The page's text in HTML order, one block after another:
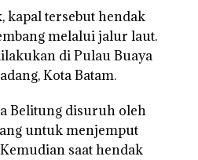
kapal tersebut hendak
melalui jalur laut.
di Pulau Buaya
Kota Batam.
Belitung disuruh oleh
untuk menjemput
saat hendak